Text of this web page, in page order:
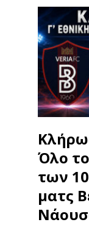
Όλο
των
ματς